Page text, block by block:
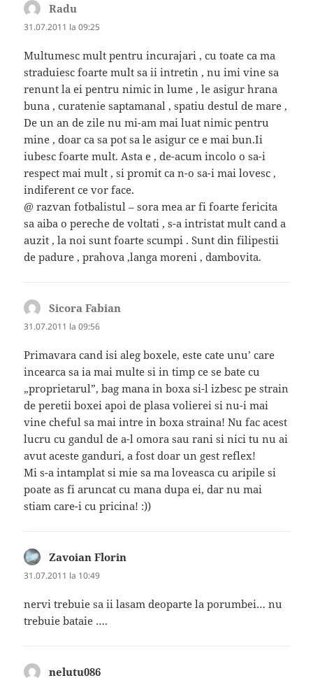
Radu
31.07.2011 la 09:25
Multumesc mult pentru incurajari , cu toate ca ma
straduiesc foarte mult sa ii intretin , nu imi vine sa
renunt la ei pentru nimic in lume , le asigur hrana
buna , curatenie saptamanal , spatiu destul de mare ,
De un an de zile nu mi-am mai luat nimic pentru
mine , doar ca sa pot sa le asigur ce e mai bun.Ii
iubesc foarte mult. Asta e , de-acum incolo o sa-i
respect mai mult , si promit ca n-o sa-i mai lovesc ,
indiferent ce vor face.
@ razvan fotbalistul – sora mea ar fi foarte fericita
sa aiba o pereche de voltati , s-a intristat mult cand a
auzit , la noi sunt foarte scumpi . Sunt din filipestii
de padure , prahova ,langa moreni , dambovita.
Sicora Fabian
31.07.2011 la 09:56
Primavara cand isi aleg boxele, este cate unu’ care
incearca sa ia mai multe si in timp ce se bate cu
„proprietarul”, bag mana in boxa si-l izbesc pe strain
de peretii boxei apoi de plasa volierei si nu-i mai
vine cheful sa mai intre in boxa straina! Nu fac acest
lucru cu gandul de a-l omora sau rani si nici tu nu ai
avut aceste ganduri, a fost doar un gest reflex!
Mi s-a intamplat si mie sa ma loveasca cu aripile si
poate as fi aruncat cu mana dupa ei, dar nu mai
stiam care-i cu pricina! :))
Zavoian Florin
31.07.2011 la 10:49
nervi trebuie sa ii lasam deoparte la porumbei… nu
trebuie bataie ….
nelutu086